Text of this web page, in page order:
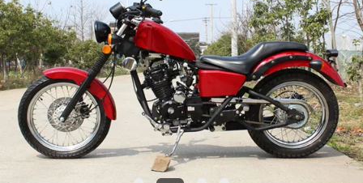
DATENSCHUTZRICHTLINIE